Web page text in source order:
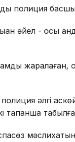
полиция
әйел - осы
жаралаған,
әлгі
тапанша